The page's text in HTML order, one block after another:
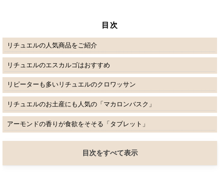
目次
リチュエルの人気商品をご紹介
リチュエルのエスカルゴはおすすめ
リピーターも多いリチュエルのクロワッサン
リチュエルのお土産にも人気の「マカロンバスク」
アーモンドの香りが食欲をそそる「タブレット」
目次をすべて表示